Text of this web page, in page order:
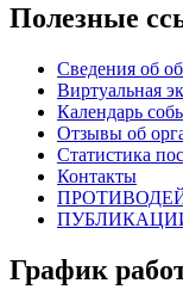
Полезные
Сведения об
Виртуальная
Календарь
Отзывы об
Статистика
Контакты
График